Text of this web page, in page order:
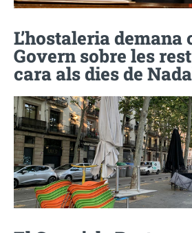
L’hostaleria demana
Govern sobre les
cara als dies de